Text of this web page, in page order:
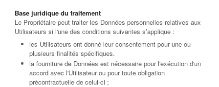
Base juridique du traitement
Le Propriétaire peut traiter les Données personnelles relatives aux
Utilisateurs si l'une des conditions suivantes s’applique :
les Utilisateurs ont donné leur consentement pour une ou
plusieurs finalités spécifiques.
la fourniture de Données est nécessaire pour l'exécution d'un
accord avec l'Utilisateur ou pour toute obligation
précontractuelle de celui-ci ;